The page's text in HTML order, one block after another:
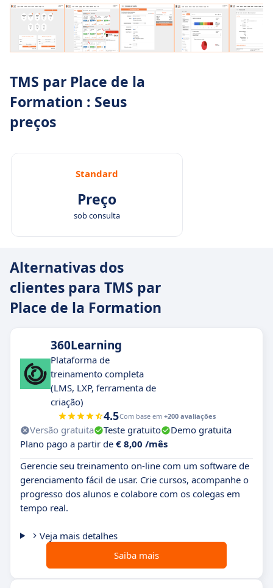
TMS par Place de la
Formation : Seus
preços
Standard
Preço
sob consulta
Alternativas dos
clientes para TMS par
Place de la Formation
360Learning
Plataforma de
treinamento completa
(LMS, LXP, ferramenta de
criação)
4.5Com base em +200 avaliações
Versão gratuita Teste gratuito
Demo gratuita
Plano pago a partir de € 8,00 /mês
Gerencie seu treinamento on-line com um software de
gerenciamento fácil de usar. Crie cursos, acompanhe o
progresso dos alunos e colabore com os colegas em
tempo real.
Veja mais detalhes
Saiba mais